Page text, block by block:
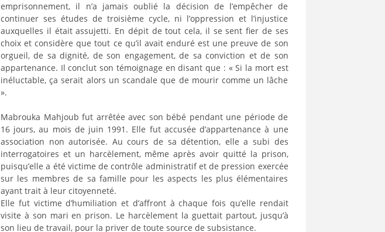
emprisonnement, il n’a jamais oublié la décision de l’empêcher de
continuer ses études de troisième cycle, ni l’oppression et l’injustice
auxquelles il était assujetti. En dépit de tout cela, il se sent fier de ses
choix et considère que tout ce qu’il avait enduré est une preuve de son
orgueil, de sa dignité, de son engagement, de sa conviction et de son
appartenance. Il conclut son témoignage en disant que : « Si la mort est
inéluctable, ça serait alors un scandale que de mourir comme un lâche
».
Mabrouka Mahjoub fut arrêtée avec son bébé pendant une période de
16 jours, au mois de juin 1991. Elle fut accusée d’appartenance à une
association non autorisée. Au cours de sa détention, elle a subi des
interrogatoires et un harcèlement, même après avoir quitté la prison,
puisqu’elle a été victime de contrôle administratif et de pression exercée
sur les membres de sa famille pour les aspects les plus élémentaires
ayant trait à leur citoyenneté.
Elle fut victime d’humiliation et d’affront à chaque fois qu’elle rendait
visite à son mari en prison. Le harcèlement la guettait partout, jusqu’à
son lieu de travail, pour la priver de toute source de subsistance.